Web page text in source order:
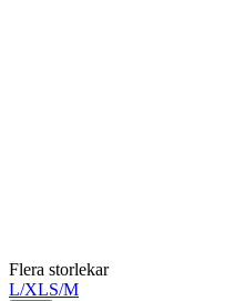
Flera storlekar
L/XLS/M